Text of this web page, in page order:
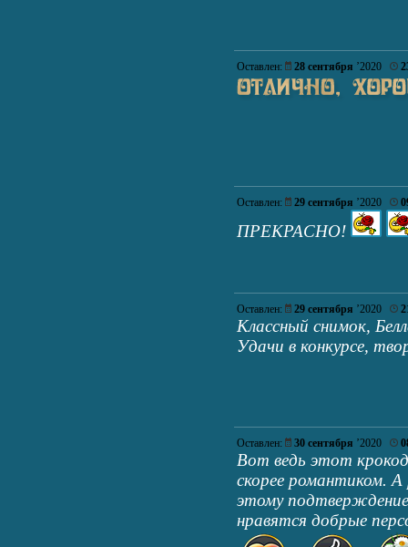
Оставлен: 28 сентября ’2020
Оставлен: 29 сентября ’2020
ПРЕКРАСНО!
Оставлен: 29 сентября ’2020
Классный снимок,
Удачи в конкурсе,
Оставлен: 30 сентября ’2020
Вот ведь этот
скорее романтиком. А
этому
нравятся добрые